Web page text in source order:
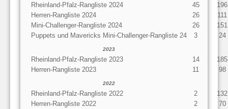
Rheinland-Pfalz-Rangliste 2024 45
196
Herren-Rangliste 2024
26
111
Mini-Challenger-Rangliste 2024
26
151
Puppets und Mavericks Mini-Challenger-Rangliste 24
3 24
2023
Rheinland-Pfalz-Rangliste 2023 14
185
Herren-Rangliste 2023
11 98
2022
Rheinland-Pfalz-Rangliste 2022 2
132
Herren-Rangliste 2022
2
70